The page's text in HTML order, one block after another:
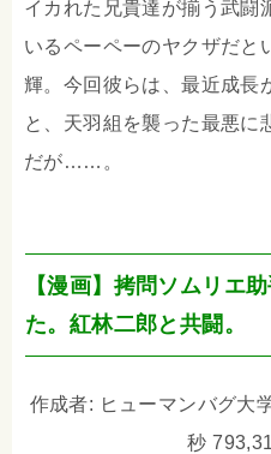
イカれた兄貴達が揃う武闘
いるペーペーのヤクザだと
輝。今回彼らは、最近成長
と、天羽組を襲った最悪に
だが……。
【漫画】拷問ソムリエ
た。紅林二郎と共闘。
作成者: ヒューマンバグ大
秒